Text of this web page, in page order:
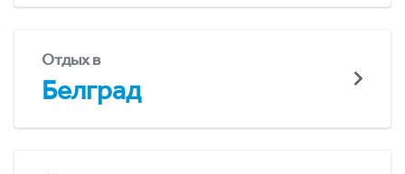
Отдых в
Белград